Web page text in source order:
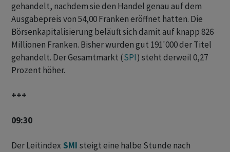
gehandelt, nachdem sie den Handel genau auf dem
Ausgabepreis von 54,00 Franken eröffnet hatten. Die
Börsenkapitalisierung beläuft sich damit auf knapp 826
Millionen Franken. Bisher wurden gut 191'000 der Titel
gehandelt. Der Gesamtmarkt (SPI) steht derweil 0,27
Prozent höher.
+++
09:30
Der Leitindex SMI steigt eine halbe Stunde nach